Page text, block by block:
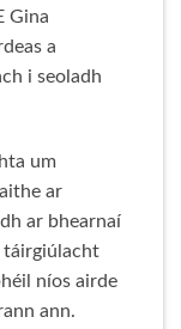
Gina
a
i seoladh
um
ar
ar bhearnaí
táirgiúlacht
níos airde
ann.